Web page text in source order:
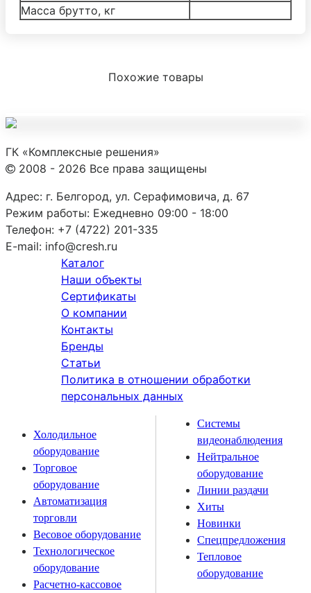
Масса брутто, кг
Похожие товары
ГК «Комплексные решения»
2008 - 2026 Все права защищены
Адрес: г. Белгород, ул. Серафимовича, д. 67
Режим работы: Ежедневно 09:00 - 18:00
Телефон: +7 (4722) 201-335
E-mail: info@cresh.ru
Каталог
Наши объекты
Сертификаты
О компании
Контакты
Бренды
Статьи
Политика в отношении обработки
персональных данных
Холодильное
оборудование
Торговое
оборудование
Автоматизация
торговли
Весовое оборудование
Технологическое
оборудование
Расчетно-кассовое
Системы
видеонаблюдения
Нейтральное
оборудование
Линии раздачи
Хиты
Новинки
Спецпредложения
Тепловое
оборудование